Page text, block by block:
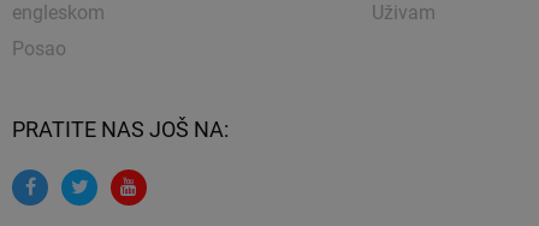
engleskom
Posao
Uživam
PRATITE NAS JOŠ NA: